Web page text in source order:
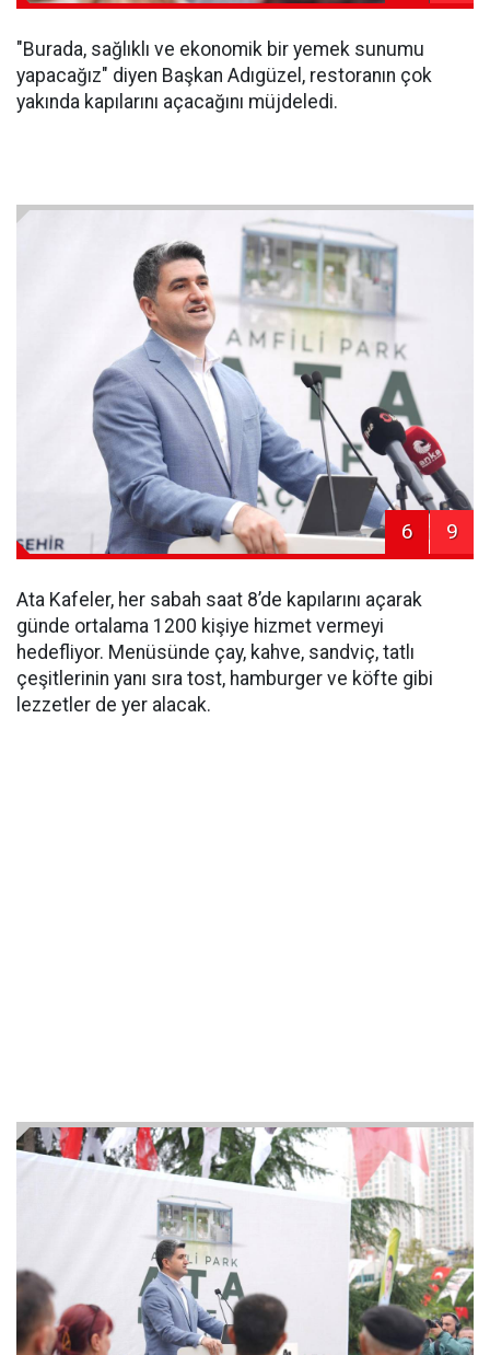
"Burada, sağlıklı ve ekonomik bir yemek sunumu
yapacağız" diyen Başkan Adıgüzel, restoranın çok
yakında kapılarını açacağını müjdeledi.
6 9
Ata Kafeler, her sabah saat 8’de kapılarını açarak
günde ortalama 1200 kişiye hizmet vermeyi
hedefliyor. Menüsünde çay, kahve, sandviç, tatlı
çeşitlerinin yanı sıra tost, hamburger ve köfte gibi
lezzetler de yer alacak.